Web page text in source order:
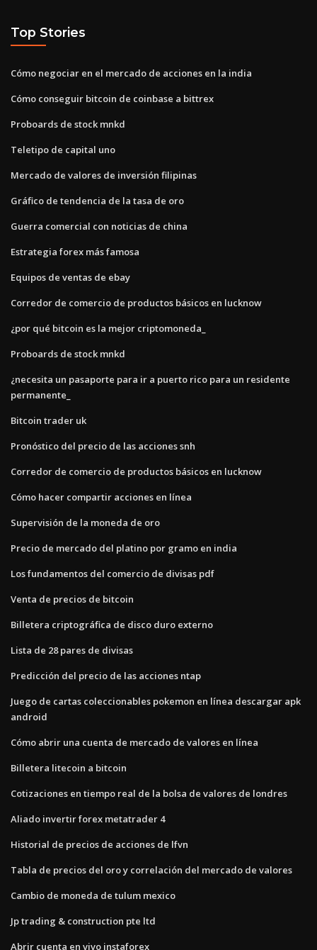
Top Stories
Cómo negociar en el mercado de acciones en la india
Cómo conseguir bitcoin de coinbase a bittrex
Proboards de stock mnkd
Teletipo de capital uno
Mercado de valores de inversión filipinas
Gráfico de tendencia de la tasa de oro
Guerra comercial con noticias de china
Estrategia forex más famosa
Equipos de ventas de ebay
Corredor de comercio de productos básicos en lucknow
¿por qué bitcoin es la mejor criptomoneda_
Proboards de stock mnkd
¿necesita un pasaporte para ir a puerto rico para un residente
permanente_
Bitcoin trader uk
Pronóstico del precio de las acciones snh
Corredor de comercio de productos básicos en lucknow
Cómo hacer compartir acciones en línea
Supervisión de la moneda de oro
Precio de mercado del platino por gramo en india
Los fundamentos del comercio de divisas pdf
Venta de precios de bitcoin
Billetera criptográfica de disco duro externo
Lista de 28 pares de divisas
Predicción del precio de las acciones ntap
Juego de cartas coleccionables pokemon en línea descargar apk
android
Cómo abrir una cuenta de mercado de valores en línea
Billetera litecoin a bitcoin
Cotizaciones en tiempo real de la bolsa de valores de londres
Aliado invertir forex metatrader 4
Historial de precios de acciones de lfvn
Tabla de precios del oro y correlación del mercado de valores
Cambio de moneda de tulum mexico
Jp trading & construction pte ltd
Abrir cuenta en vivo instaforex